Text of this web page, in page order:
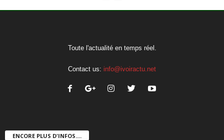
Toute l'actualité en temps réel.
Contact us: info@ivoiractu.net
ENCORE PLUS D'INFOS....